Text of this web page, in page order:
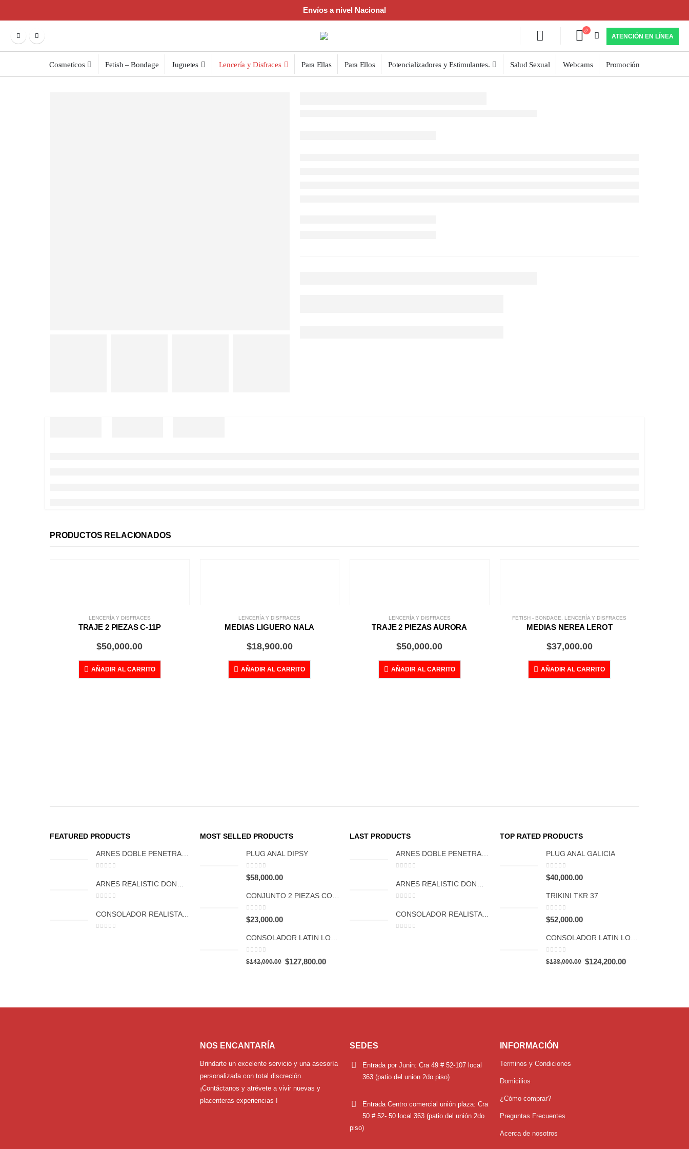
Envíos a nivel Nacional
ATENCIÓN EN LÍNEA
Cosmeticos Fetish – Bondage Juguetes Lencería y Disfraces Para Ellas Para Ellos Potencializadores y Estimulantes. Salud Sexual Webcams Promoción
PRODUCTOS RELACIONADOS
LENCERÍA Y DISFRACES
TRAJE 2 PIEZAS C-11P
$50,000.00
AÑADIR AL CARRITO
LENCERÍA Y DISFRACES
MEDIAS LIGUERO NALA
$18,900.00
AÑADIR AL CARRITO
LENCERÍA Y DISFRACES
TRAJE 2 PIEZAS AURORA
$50,000.00
AÑADIR AL CARRITO
FETISH - BONDAGE LENCERÍA Y DISFRACES
MEDIAS NEREA LEROT
$37,000.00
AÑADIR AL CARRITO
FEATURED PRODUCTS
CONSOLADOR REALISTA TITAN FCT 1127
MOST SELLED PRODUCTS
PLUG ANAL DIPSY
0out of 5
$58,000.00
CONJUNTO 2 PIEZAS CON 33
0out of 5
$23,000.00
CONSOLADOR LATIN LOVER STAR
0
$142,000.00 Original
$127,800.00Current
LAST PRODUCTS
CONSOLADOR REALISTA TITAN FCT 1127
TOP RATED PRODUCTS
PLUG ANAL GALICIA
0out of 5
$40,000.00
TRIKINI TKR 37
0out of 5
$52,000.00
CONSOLADOR LATIN LOVER PIEL
0
$138,000.00 Original
$124,200.00Current
NOS ENCANTARÍA
Brindarte un excelente servicio y una asesoría
personalizada con total discreción.
¡Contáctanos y atrévete a vivir nuevas y
placenteras experiencias !
SEDES
Entrada por Junin: Cra 49 # 52-107 local
363 (patio del union 2do piso)
Entrada Centro comercial unión plaza: Cra
50 # 52- 50 local 363 (patio del unión 2do
piso)
INFORMACIÓN
Terminos y Condiciones
Domicilios
¿Cómo comprar?
Preguntas Frecuentes
Acerca de nosotros